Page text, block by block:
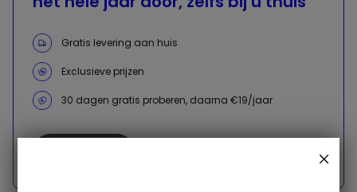
Gratis levering aan huis
Exclusieve prijzen
30 dagen gratis proberen, daarna €19/jaar